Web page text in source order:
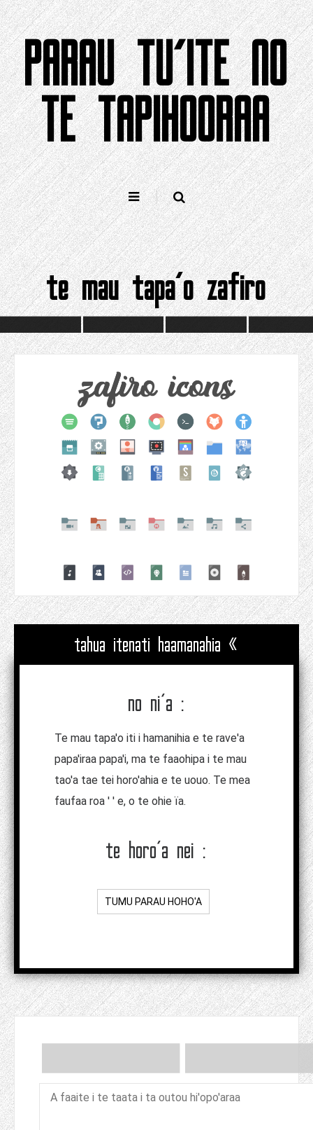
Haapae
i
ni'a
i
te
mea
e
vai
ra
PARAU TU'ITE NO
TE TAPIHOORAA
te mau tapa'o zafiro
tahua itenati haamanahia «
no ni'a :
Te mau tapa'o iti i hamanihia e te rave'a
papa'iraa papa'i, ma te faaohipa i te mau
tao'a tae tei horo'ahia e te uouo. Te mea
faufaa roa ' ' e, o te ohie ïa.
te horo'a nei :
TUMU PARAU HOHO'A